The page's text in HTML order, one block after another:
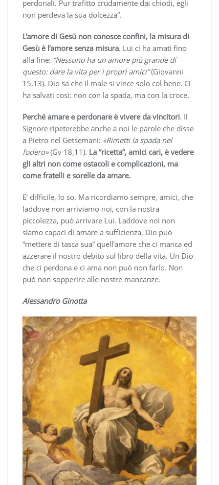
perdonali. Pur trafitto crudamente dai chiodi, egli
non perdeva la sua dolcezza”.
L’amore di Gesù non conosce confini, la misura di
Gesù è l’amore senza misura. Lui ci ha amati fino
alla fine: “Nessuno ha un amore più grande di
questo: dare la vita per i propri amici”(Giovanni
15,13). Dio sa che il male si vince solo col bene. Ci
ha salvati così: non con la spada, ma con la croce.
Perché amare e perdonare è vivere da vincitori. Il
Signore ripeterebbe anche a noi le parole che disse
a Pietro nel Getsemani: «Rimetti la spada nel
fodero»(Gv 18,11). La “ricetta”, amici cari, è vedere
gli altri non come ostacoli e complicazioni, ma
come fratelli e sorelle da amare.
E’ difficile, lo so. Ma ricordiamo sempre, amici, che
laddove non arriviamo noi, con la nostra
piccolezza, può arrivare Lui. Laddove noi non
siamo capaci di amare a sufficienza, Dio può
“mettere di tasca sua” quell’amore che ci manca ed
azzerare il nostro debito sul libro della vita. Un Dio
che ci perdona e ci ama non può non farlo. Non
può non sopperire alle nostre mancanze.
Alessandro Ginotta